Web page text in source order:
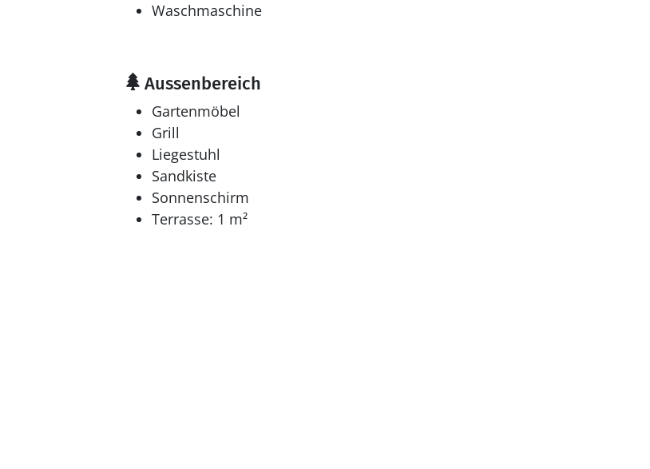
Waschmaschine
Aussenbereich
Gartenmöbel
Grill
Liegestuhl
Sandkiste
Sonnenschirm
Terrasse: 1 m²